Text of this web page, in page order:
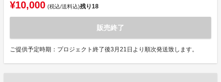
¥10,000 (税込/送料込)残り18
販売終了
ご提供予定時期：プロジェクト終了後3月21日より順次発送致します。